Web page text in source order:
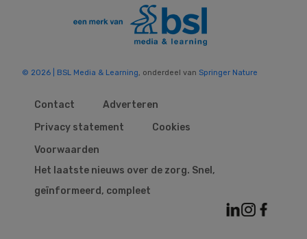
© 2026 | BSL Media & Learning, onderdeel van Springer Nature
Contact
Adverteren
Privacy statement
Cookies
Voorwaarden
Het laatste nieuws over de zorg. Snel,
geïnformeerd, compleet